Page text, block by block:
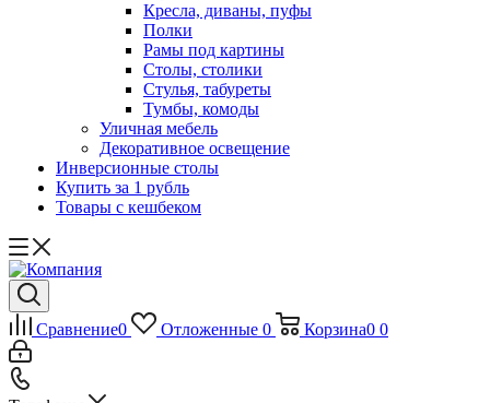
Кресла, диваны, пуфы
Полки
Рамы под картины
Столы, столики
Стулья, табуреты
Тумбы, комоды
Уличная мебель
Декоративное освещение
Инверсионные столы
Купить за 1 рубль
Товары с кешбеком
Сравнение0 Отложенные 0 Корзина0 0